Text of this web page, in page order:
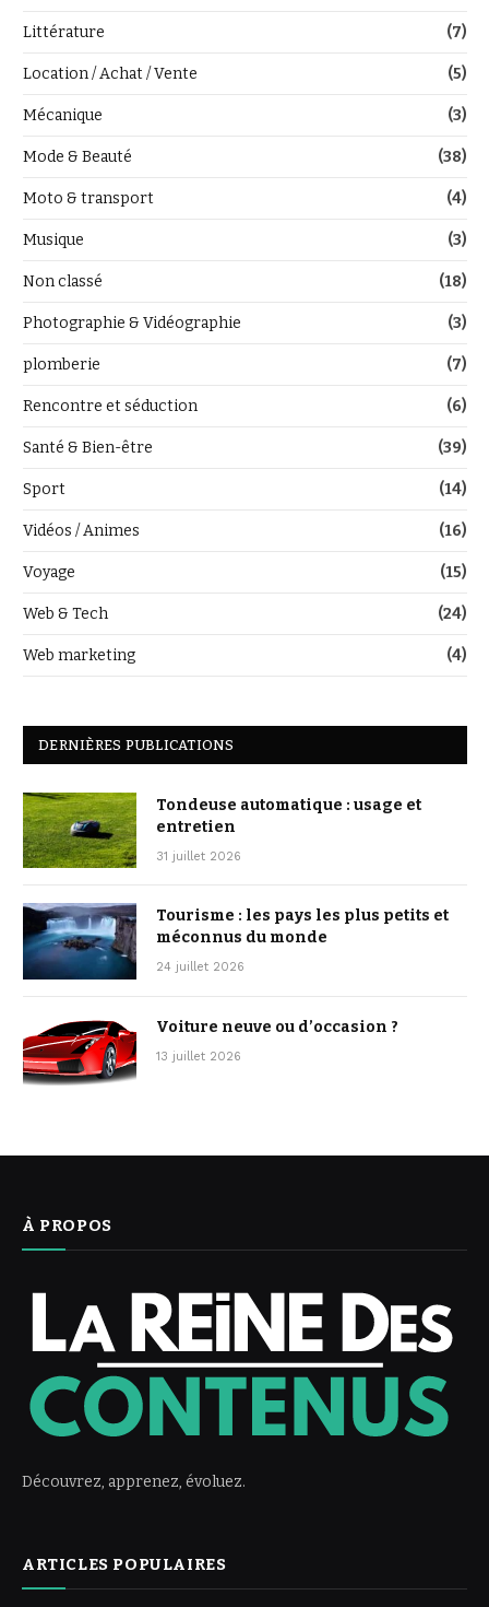
Littérature (7)
Location / Achat / Vente (5)
Mécanique (3)
Mode & Beauté (38)
Moto & transport (4)
Musique (3)
Non classé (18)
Photographie & Vidéographie (3)
plomberie (7)
Rencontre et séduction (6)
Santé & Bien-être (39)
Sport (14)
Vidéos / Animes (16)
Voyage (15)
Web & Tech (24)
Web marketing (4)
DERNIÈRES PUBLICATIONS
Tondeuse automatique : usage et
entretien
31 juillet 2026
Tourisme : les pays les plus petits et
méconnus du monde
24 juillet 2026
Voiture neuve ou d’occasion ?
13 juillet 2026
À PROPOS
Découvrez, apprenez, évoluez.
ARTICLES POPULAIRES